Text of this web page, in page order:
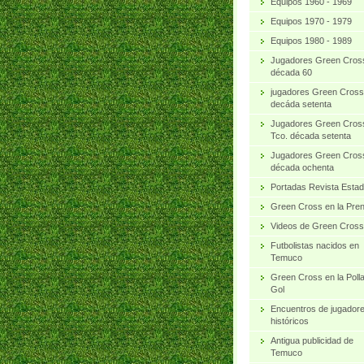
Equipos 1970 - 1979
Equipos 1980 - 1989
Jugadores Green
década 60
jugadores Green Cross
decáda setenta
Jugadores Green
Tco. década setenta
Jugadores Green
década ochenta
Portadas Revista
Green Cross en la
Videos de Green Cross
Futbolistas nacidos en
Temuco
Green Cross en la Polla
Gol
Encuentros de
históricos
Antigua publicidad de
Temuco